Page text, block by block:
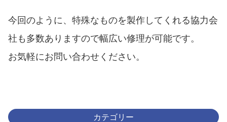
今回のように、特殊なものを製作してくれる協力会
社も多数ありますので幅広い修理が可能です。
お気軽にお問い合わせください。
カテゴリー